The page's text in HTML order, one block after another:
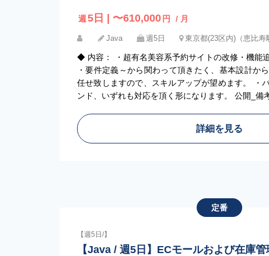
週 5日 | 〜610,000 円 / 月
Java 週5日 東京都(23区内)（恵比寿
◆ 内容： ・超有名美容系予約サイトの改修・機能
・要件定義～から関わって頂きたく、基本設計か
任せ致しますので、スキルアップが望めます。 ・
ンド、いずれも対応を頂く形になります。 公開_備
詳細を見る
定番
【週5日/】
【Java / 週5日】ECモールおよび在庫